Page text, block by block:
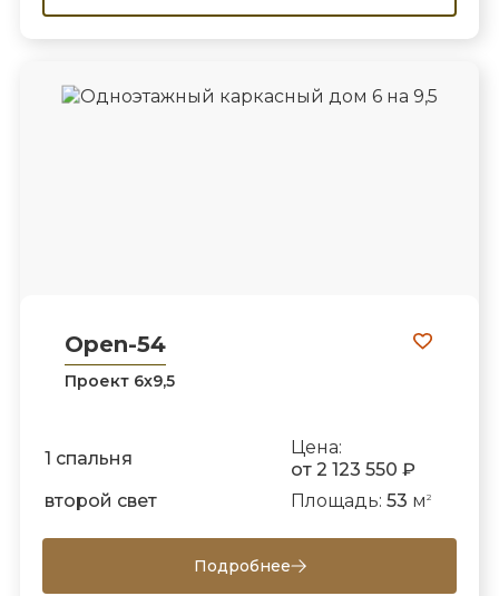
Open-54
Проект 6х9,5
1 спальня
Цена:
от 2 123 550 ₽
второй свет
Площадь: 53 м 2
Подробнее